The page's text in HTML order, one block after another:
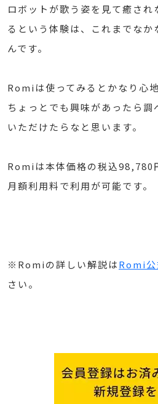
ロボットが歌う姿を見て癒さ
るという体験は、これまでなか
んです。
Romiは使ってみるとかなり心
ちょっとでも興味があったら調
いただけたらなと思います。
Romiは本体価格の税込98,780
月額利用料で利用が可能です。
※Romiの詳しい解説はRomi公
さい。